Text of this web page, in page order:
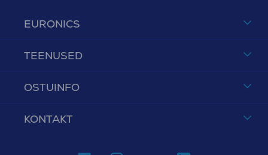
EURONICS
TEENUSED
OSTUINFO
KONTAKT